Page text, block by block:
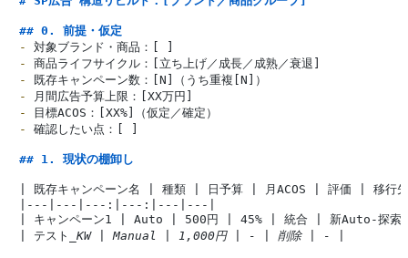
## 0. 前提・仮定
-
-
-
-
-
-
確認したい点：[ ]
## 1. 現状の棚卸し
| 既存キャンペーン名 | 種類 | 日予算 | 月ACOS | 評価 | 移行
|---|---|---:|---:|---|---|
| キャンペーン1 | Auto | 500円 | 45% | 統合 | 新Auto-探
| テスト
_KW | Manual | 1,000円 | - | 削除 | - |